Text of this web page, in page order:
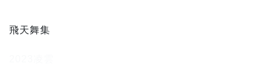
飛天舞集